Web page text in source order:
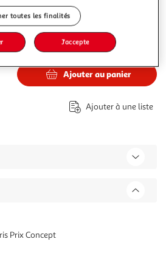
64,99€
Ajouter au panier
Ajouter à une liste
Prix Concept
toutes les finalités
J'accepte